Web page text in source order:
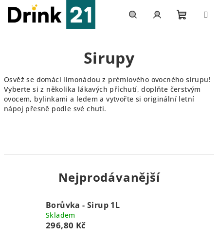
obsah
Sirupy
Osvěž se domácí limonádou z prémiového ovocného sirupu!
Vyberte si z několika lákavých příchutí, doplňte čerstvým
ovocem, bylinkami a ledem a vytvořte si originální letní
nápoj přesně podle své chuti.
Nejprodávanější
Borůvka - Sirup 1L
Skladem
296,80 Kč